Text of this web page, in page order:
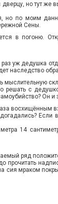
но тут же
но по моим
Сены.
в погоню.
уж дедушка
наследство
решать с
Он
восхищённым
14
ряд
прочитать
сия мраком